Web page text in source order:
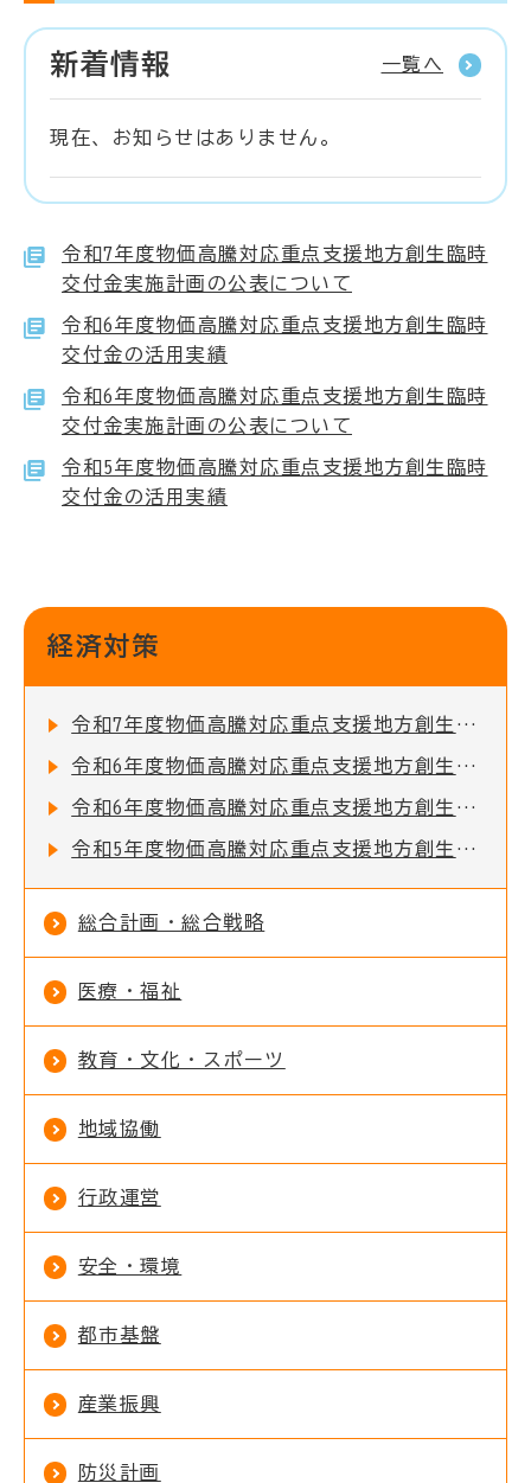
新着情報 一覧へ
現在、お知らせはありません。
令和7年度物価高騰対応重点支援地方創生臨時
交付金実施計画の公表について
令和6年度物価高騰対応重点支援地方創生臨時
交付金の活用実績
令和6年度物価高騰対応重点支援地方創生臨時
交付金実施計画の公表について
令和5年度物価高騰対応重点支援地方創生臨時
交付金の活用実績
経済対策
令和7年度物価高騰対応重点支援地方創生臨時交付金実施計画の公表について
令和6年度物価高騰対応重点支援地方創生臨時交付金の活用実績
令和6年度物価高騰対応重点支援地方創生臨時交付金実施計画の公表について
令和5年度物価高騰対応重点支援地方創生臨時交付金の活用実績
総合計画・総合戦略
医療・福祉
教育・文化・スポーツ
地域協働
行政運営
安全・環境
都市基盤
産業振興
防災計画